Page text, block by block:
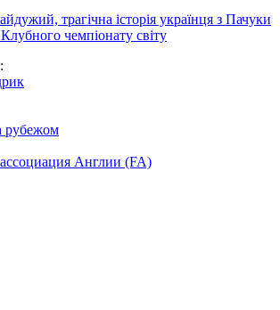
трагічна історія українця з Пачуки
чемпіонату світу
:
рубежом
Англии (FA)